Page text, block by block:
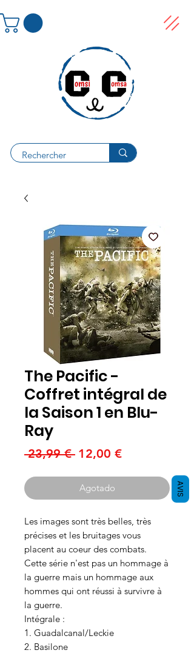
The Pacific -
Coffret intégral de
la Saison 1 en Blu-
Ray
23,99 € Precio
12,00 €Precio
Agotado
Les images sont très belles, très
précises et les bruitages vous
placent au coeur des combats.
Cette série n'est pas un hommage à
la guerre mais un hommage aux
hommes qui ont réussi à survivre à
la guerre.
Intégrale :
1. Guadalcanal/Leckie
2. Basilone
AVIS